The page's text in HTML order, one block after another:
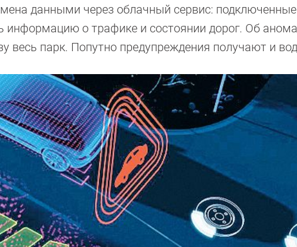
данными через облачный сервис: подключенные
информацию о трафике и состоянии дорог. Об
весь парк. Попутно предупреждения получают и